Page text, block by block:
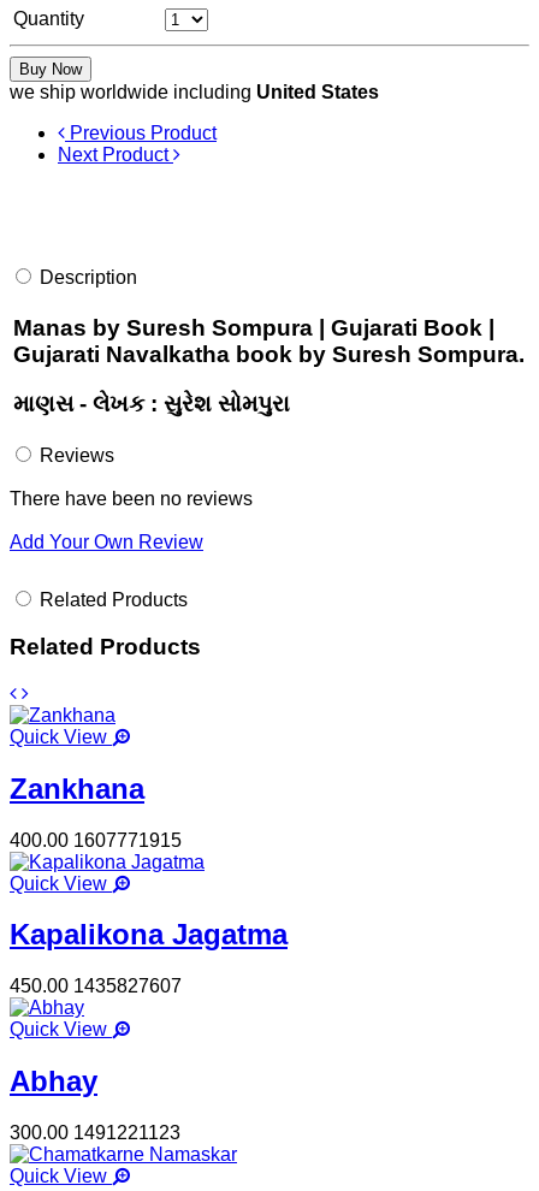
Quantity
Buy Now
we ship worldwide including United States
Previous Product
Next Product
Description
Manas by Suresh Sompura | Gujarati Book |
Gujarati Navalkatha book by Suresh Sompura.
માણસ - લેખક : સુરેશ સોમપુરા
Reviews
There have been no reviews
Add Your Own Review
Related Products
Related Products
Quick View
Zankhana
400.00 1607771915
Quick View
Kapalikona Jagatma
450.00 1435827607
Quick View
Abhay
300.00 1491221123
Quick View